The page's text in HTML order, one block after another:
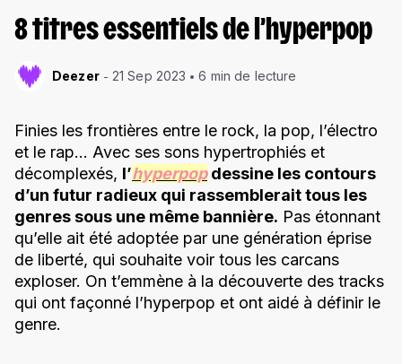
8 titres essentiels de l’hyperpop
Deezer 21 Sep 2023 6 min de lecture
Finies les frontières entre le rock, la pop, l’électro
et le rap… Avec ses sons hypertrophiés et
décomplexés, l’hyperpopdessine les contours
d’un futur radieux qui rassemblerait tous les
genres sous une même bannière. Pas étonnant
qu’elle ait été adoptée par une génération éprise
de liberté, qui souhaite voir tous les carcans
exploser. On t’emmène à la découverte des tracks
qui ont façonné l’hyperpop et ont aidé à définir le
genre.